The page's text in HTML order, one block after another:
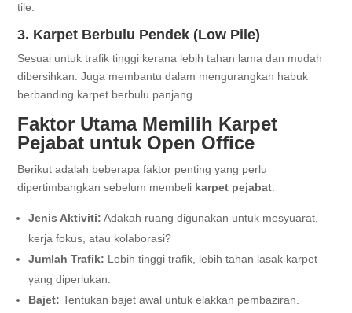
tile.
3. Karpet Berbulu Pendek (Low Pile)
Sesuai untuk trafik tinggi kerana lebih tahan lama dan mudah
dibersihkan. Juga membantu dalam mengurangkan habuk
berbanding karpet berbulu panjang.
Faktor Utama Memilih Karpet
Pejabat untuk Open Office
Berikut adalah beberapa faktor penting yang perlu
dipertimbangkan sebelum membeli karpet pejabat:
Jenis Aktiviti: Adakah ruang digunakan untuk mesyuarat,
kerja fokus, atau kolaborasi?
Jumlah Trafik: Lebih tinggi trafik, lebih tahan lasak karpet
yang diperlukan.
Bajet: Tentukan bajet awal untuk elakkan pembaziran.